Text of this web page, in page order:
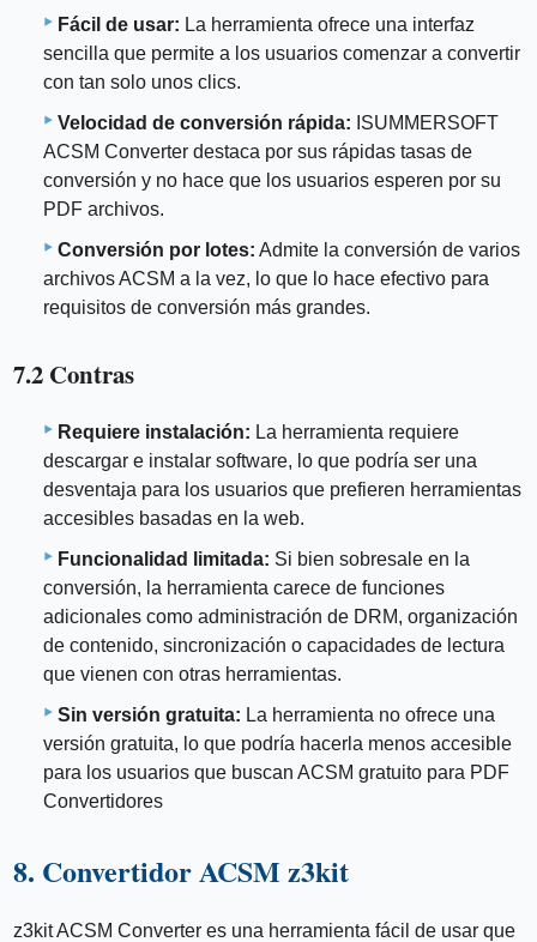
Fácil de usar: La herramienta ofrece una interfaz
sencilla que permite a los usuarios comenzar a convertir
con tan solo unos clics.
Velocidad de conversión rápida: ISUMMERSOFT
ACSM Converter destaca por sus rápidas tasas de
conversión y no hace que los usuarios esperen por su
PDF archivos.
Conversión por lotes: Admite la conversión de varios
archivos ACSM a la vez, lo que lo hace efectivo para
requisitos de conversión más grandes.
7.2 Contras
Requiere instalación: La herramienta requiere
descargar e instalar software, lo que podría ser una
desventaja para los usuarios que prefieren herramientas
accesibles basadas en la web.
Funcionalidad limitada: Si bien sobresale en la
conversión, la herramienta carece de funciones
adicionales como administración de DRM, organización
de contenido, sincronización o capacidades de lectura
que vienen con otras herramientas.
Sin versión gratuita: La herramienta no ofrece una
versión gratuita, lo que podría hacerla menos accesible
para los usuarios que buscan ACSM gratuito para PDF
Convertidores
8. Convertidor ACSM z3kit
z3kit ACSM Converter es una herramienta fácil de usar que